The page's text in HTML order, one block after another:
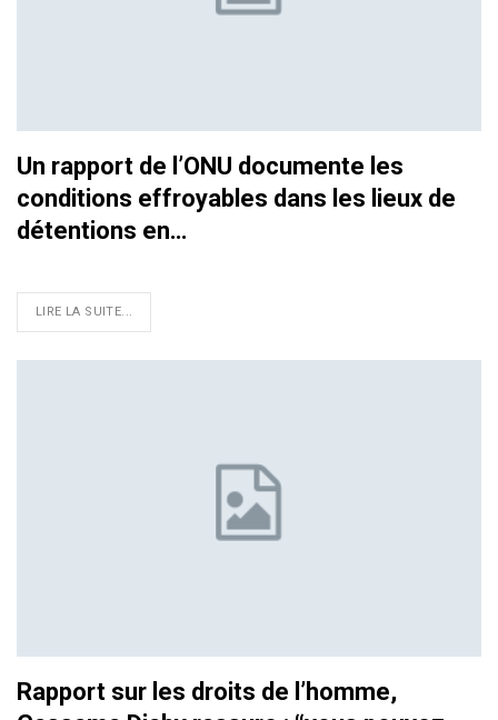
Un rapport de l’ONU documente les
conditions effroyables dans les lieux de
détentions en…
LIRE LA SUITE...
Rapport sur les droits de l’homme,